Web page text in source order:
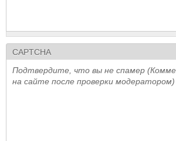
CAPTCHA
Подтвердите, что вы не спамер
на сайте после проверки модератором)